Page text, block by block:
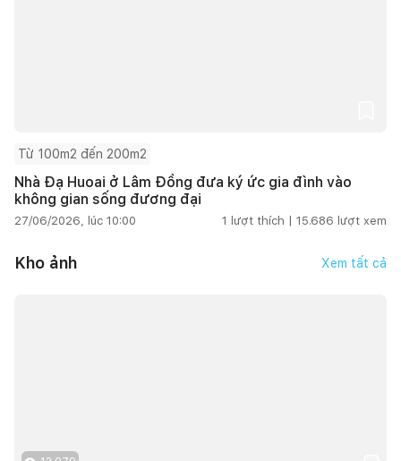
Từ 100m2 đến 200m2
Nhà Đạ Huoai ở Lâm Đồng đưa ký ức gia đình vào
không gian sống đương đại
27/06/2026, lúc 10:00 1 lượt thích | 15.686 lượt xem
Kho ảnh Xem tất cả